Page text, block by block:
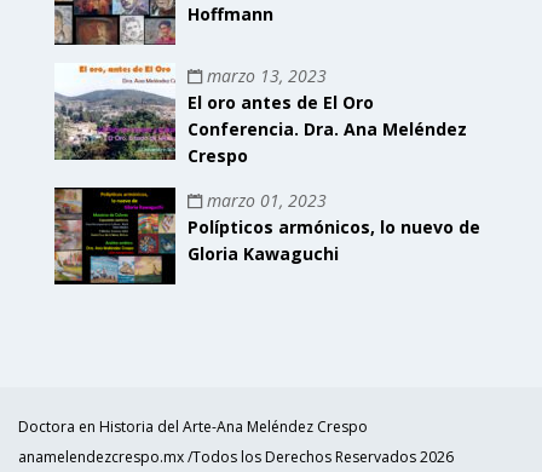
Hoffmann
marzo 13, 2023
El oro antes de El Oro
Conferencia. Dra. Ana Meléndez
Crespo
marzo 01, 2023
Polípticos armónicos, lo nuevo de
Gloria Kawaguchi
Doctora en Historia del Arte-Ana Meléndez Crespo
anamelendezcrespo.mx /Todos los Derechos Reservados 2026